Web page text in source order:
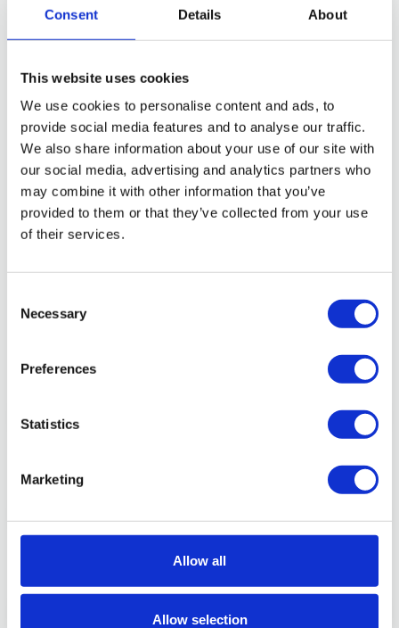
Consent Details About
This website uses cookies
We use cookies to personalise content and ads, to
provide social media features and to analyse our traffic.
We also share information about your use of our site with
our social media, advertising and analytics partners who
may combine it with other information that you’ve
provided to them or that they’ve collected from your use
of their services.
Selection
Necessary
Preferences
Statistics
Marketing
Allow all
Allow selection
Nome*
Cognome*